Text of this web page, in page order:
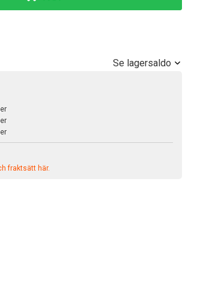
Se lagersaldo
fraktsätt här.